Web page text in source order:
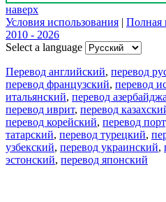
наверх
Условия использования | Полная
2010 - 2026
Select a language
Перевод английский, перевод
перевод французский, перевод
итальянский, перевод
перевод иврит, перевод
перевод корейский, перевод
татарский, перевод турецкий,
узбекский, перевод украинский,
эстонский, перевод японский